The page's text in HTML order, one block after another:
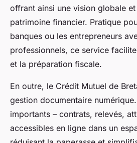
offrant ainsi une vision globale
patrimoine financier. Pratique
banques ou les entrepreneurs
professionnels, ce service
et la préparation fiscale.
En outre, le Crédit Mutuel de
gestion documentaire
importants – contrats, relevés,
accessibles en ligne dans un